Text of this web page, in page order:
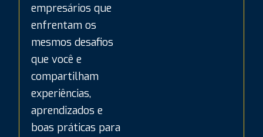
empresários que
enfrentam os
mesmos desafios
que você e
compartilham
experiências,
aprendizados e
boas práticas para